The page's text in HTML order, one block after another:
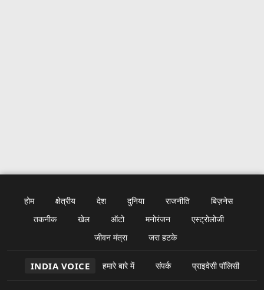
होम क्षेत्रीय देश दुनिया राजनीति
बिज़नेस
तकनीक
खेल ऑटो मनोरंजन
एस्ट्रोलोजी
जीवन मंत्रा
जरा हटके
INDIA VOICE हमारे बारे में संपर्क प्राइवेसी पॉलिसी